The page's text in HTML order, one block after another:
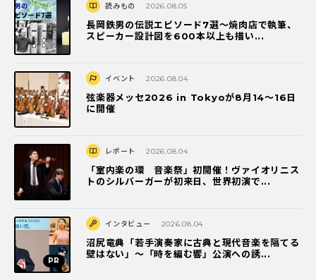
読みもの 2026.08.05
長岡鉄男の伝説エピソード7選〜焼肉店で執筆、
スピーカー設計図を600本以上も描い...
イベント 2026.08.04
弦楽器メッセ2026 in Tokyoが8月14～16日
に開催
レポート 2026.08.04
「室内楽の環 音楽祭」初開催！ヴァイオリニス
トのシルバーガーが初来日、世界初演で...
インタビュー 2026.08.04
沼尻竜典「若手演奏家に古典と現代音楽を隔てる
壁はない」～「時を編む響」公演への誘...